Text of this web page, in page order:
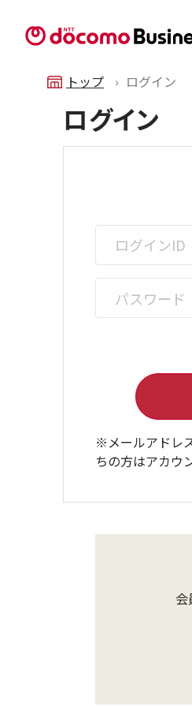
トップ ログイン
ログイン
※メールアドレ
ちの方はアカウ